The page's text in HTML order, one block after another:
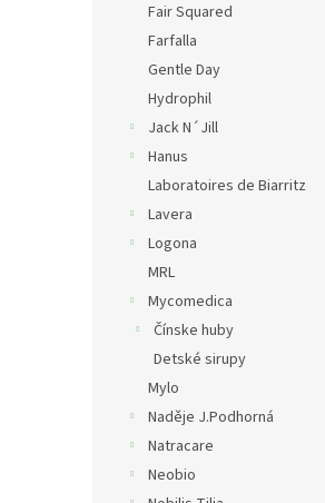
Fair Squared
Farfalla
Gentle Day
Hydrophil
Jack N´Jill
Hanus
Laboratoires de Biarritz
Lavera
Logona
MRL
Mycomedica
Čínske huby
Detské sirupy
Mylo
Naděje J.Podhorná
Natracare
Neobio